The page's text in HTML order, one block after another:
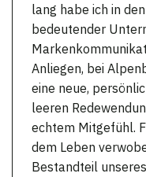
lang habe ich in
bedeutender
Anliegen, bei
eine neue,
leeren
echtem Mitgefühl.
dem Leben
Bestandteil